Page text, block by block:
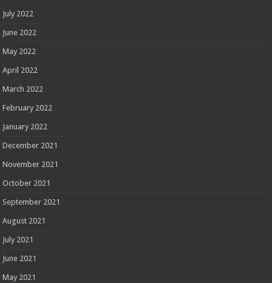
July 2022
June 2022
May 2022
April 2022
March 2022
February 2022
January 2022
December 2021
November 2021
October 2021
September 2021
August 2021
July 2021
June 2021
May 2021